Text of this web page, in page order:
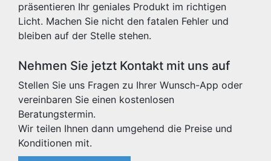
präsentieren Ihr geniales Produkt im richtigen
Licht. Machen Sie nicht den fatalen Fehler und
bleiben auf der Stelle stehen.
Nehmen Sie jetzt Kontakt mit uns auf
Stellen Sie uns Fragen zu Ihrer Wunsch-App oder
vereinbaren Sie einen kostenlosen
Beratungstermin.
Wir teilen Ihnen dann umgehend die Preise und
Konditionen mit.